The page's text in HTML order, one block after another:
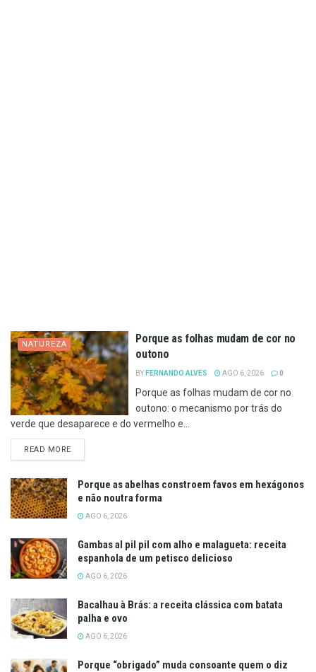
NATUREZA
Porque as folhas mudam de cor no
outono
BY FERNANDO ALVES AGO 6, 2026 0
Porque as folhas mudam de cor no
outono: o mecanismo por trás do
verde que desaparece e do vermelho e...
READ MOREDETAILS
Porque as abelhas constroem favos em hexágonos
e não noutra forma
AGO 6, 2026
Gambas al pil pil com alho e malagueta: receita
espanhola de um petisco delicioso
AGO 6, 2026
Bacalhau à Brás: a receita clássica com batata
palha e ovo
AGO 6, 2026
Porque “obrigado” muda consoante quem o diz